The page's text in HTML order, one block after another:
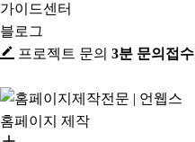
가이드센터
블로그
프로젝트 문의 3분 문의접수
홈페이지 제작